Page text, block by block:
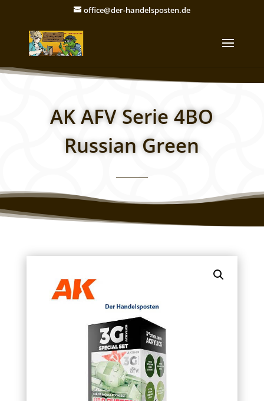
office@der-handelsposten.de
AK AFV Serie 4BO
Russian Green